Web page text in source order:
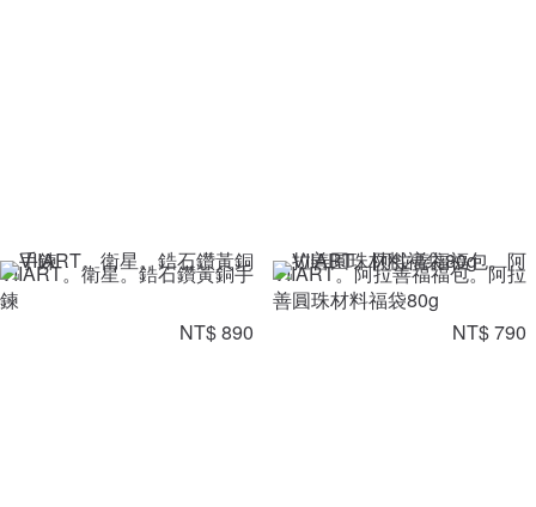
VIIART。衛星。鋯石鑽黃銅手
鍊
NT$ 890
VIIART。阿拉善福福包。阿拉
善圓珠材料福袋80g
NT$ 790